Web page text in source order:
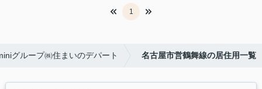
1
グループ㈱住まいのデパート 名古屋市営鶴舞線の居住用一覧